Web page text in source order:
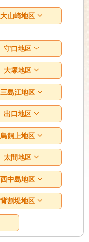
大山崎地区
守口地区
大塚地区
三島江地区
出口地区
鳥飼上地区
太間地区
西中島地区
背割堤地区